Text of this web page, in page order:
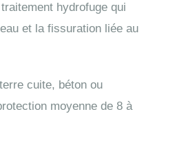
hydrofuge qui
et la fissuration liée au
cuite, béton ou
moyenne de 8 à